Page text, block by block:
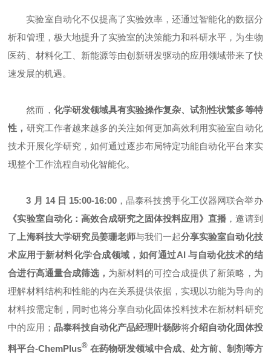
实验室自动化不仅提高了实验效率，还通过智能化的数据分
析和管理，极大地提升了实验室的决策能力和科研水平，为生物
医药、材料化工、新能源等由创新研发驱动的应用领域带来了快
速发展的机遇。
然而， 化学研发领域具有实验操作复杂、试剂性状繁多等特
性 ， 研究工作者越来越多的关注如何更加高效利用实验室自动化
技术开展化学研究，如何通过逐步布局特定功能自动化平台来实
现整个工作流程自动化智能化。
3 月 14 日 15:00-16:00 ，晶泰科技携手化工仪器网联合举办
《实验室自动化：高效合成研究之固体投料应用》直播 ，邀请到
了 上海科技大学研究员姜珊老师与我们一起分享实验室自动化技
术应用于新材料化学合成领域，如何通过AI 与自动化技术的结
合进行高通量合成筛选， 为新材料的可控合成提供了新策略，为
理解材料结构和性能的内在关系提供依据，实现以功能为导向的
材料按需定制，同时也将分享自动化固体投料技术在新材料研究
中的应用； 晶泰科技自动化产品经理叶杨陟将介绍自动化固体投
料平台-ChemPlus® 在药物研发领域中合成、处方前、制剂等方